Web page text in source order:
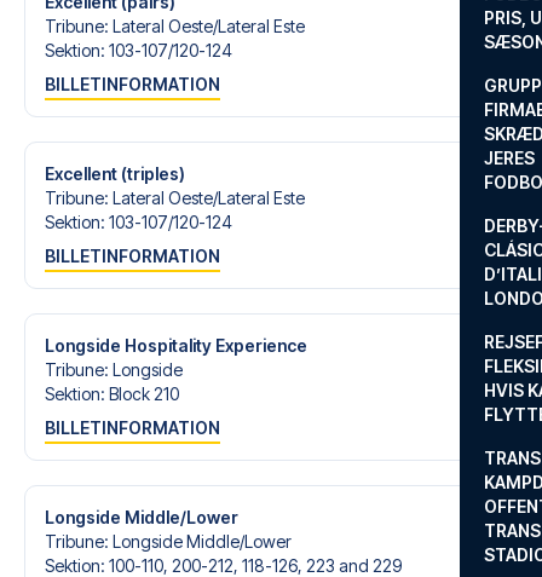
PRIS,
JERES
HVIS
drøm om en fodboldtur.
Tribune: Lateral Oeste/​Lateral Este
Sektion: 103-107/​120-124
BILLETINFORMATION
Excellent (triples)
Tribune: Lateral Oeste/​Lateral Este
Sektion: 103-107/​120-124
BILLETINFORMATION
Longside Hospitality Experience
Tribune: Longside
Sektion: Block 210
BILLETINFORMATION
Longside Middle/Lower
Tribune: Longside Middle/​Lower
Sektion: 100-110, 200-212, 118-126, 223 and 229